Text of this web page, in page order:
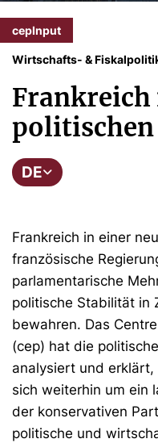
cepInput
Wirtschafts- &
Frankreich
DE
Frankreich in einer
französische
parlamentarische
politische Stabilität in
bewahren. Das
(cep) hat die
analysiert und erklärt,
sich weiterhin um ein
der konservativen
politische und